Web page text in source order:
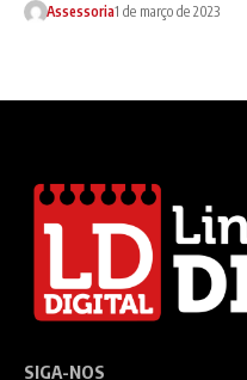
Assessoria1 de março de 2023
SIGA-NOS